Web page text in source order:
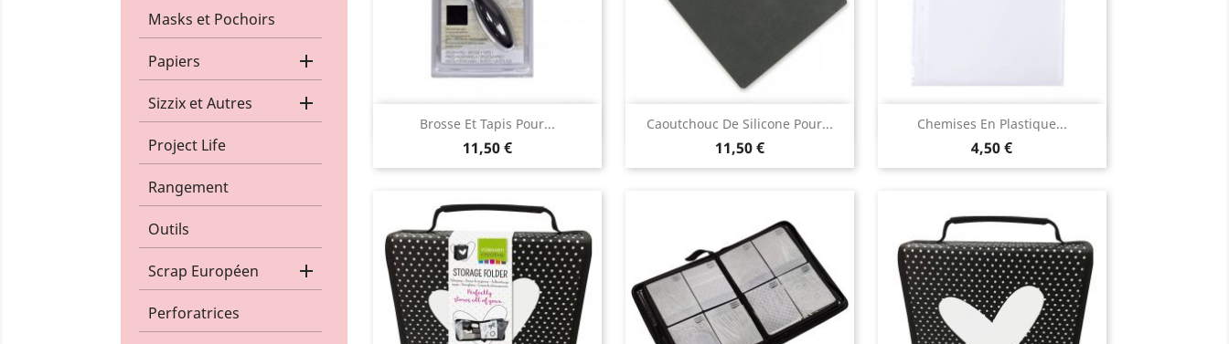
Masks et Pochoirs
Papiers 
Sizzix et Autres 
Project Life
Rangement
Outils
Scrap Européen 
Perforatrices
Brosse Et Tapis Pour...
11,50 €
Aperçu rapide Caoutchouc De Silicone Pour...
11,50 €
Aperçu rapide Chemises En Plastique...
4,50 €
Aperçu rapide